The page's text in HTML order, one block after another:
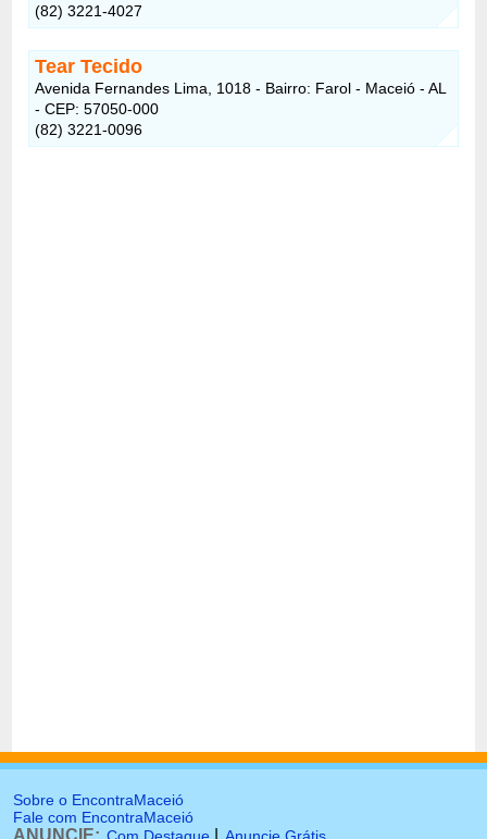
(82) 3221-4027
Tear Tecido
Avenida Fernandes Lima, 1018 - Bairro: Farol - Maceió - AL
- CEP: 57050-000
(82) 3221-0096
Sobre o EncontraMaceió
Fale com EncontraMaceió
ANUNCIE: